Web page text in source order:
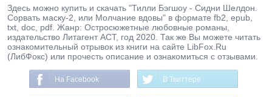
Здесь можно купить и скачать "Тилли Бэгшоу - Сидни Шелдон.
Сорвать маску-2, или Молчание вдовы" в формате fb2, epub,
txt, doc, pdf. Жанр: Остросюжетные любовные романы,
издательство Литагент АСТ, год 2020. Так же Вы можете читать
ознакомительный отрывок из книги на сайте LibFox.Ru
(ЛибФокс) или прочесть описание и ознакомиться с отзывами.
На Facebook В Твиттере